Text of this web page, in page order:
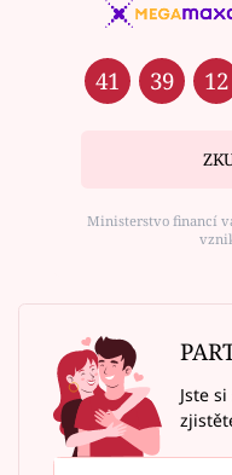
41 39 12
Ministerstvo financí
Jste